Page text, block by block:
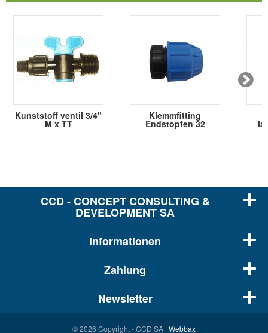
Kunststoff ventil 3/4"
M x TT
Klemmfitting
Endstopfen 32
CCD - CONCEPT CONSULTING &
DEVELOPMENT SA
Informationen
© 2026 Copyright - CCD SA | Webbax
Zahlung
Newsletter